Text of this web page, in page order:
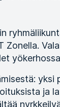
yksi
ja